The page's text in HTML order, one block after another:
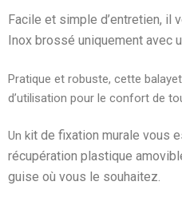
Facile et simple d’entretien, il
Inox brossé uniquement avec
Pratique et robuste, cette
d’utilisation pour le confort de
Un kit de fixation murale vous
récupération plastique
guise où vous le souhaitez.